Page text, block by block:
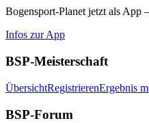
Bogensport-Planet jetzt als App
Infos zur App
BSP-Meisterschaft
ÜbersichtRegistrierenErgebnis
BSP-Forum